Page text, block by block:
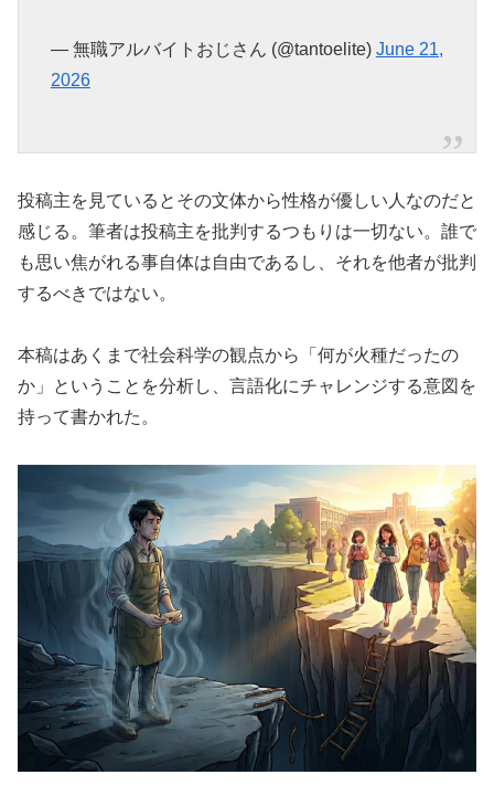
— 無職アルバイトおじさん (@tantoelite) June 21,
2026
投稿主を見ているとその文体から性格が優しい人なのだと
感じる。筆者は投稿主を批判するつもりは一切ない。誰で
も思い焦がれる事自体は自由であるし、それを他者が批判
するべきではない。
本稿はあくまで社会科学の観点から「何が火種だったの
か」ということを分析し、言語化にチャレンジする意図を
持って書かれた。